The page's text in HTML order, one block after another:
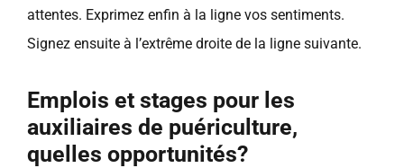
attentes. Exprimez enfin à la ligne vos sentiments.
Signez ensuite à l’extrême droite de la ligne suivante.
Emplois et stages pour les
auxiliaires de puériculture,
quelles opportunités?